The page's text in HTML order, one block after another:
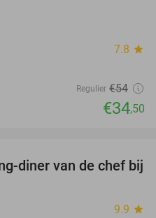
7.8 star
Regulier €54
€34,50
36%
diner van de chef bij
9.9 star